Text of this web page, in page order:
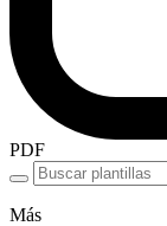
PDF
Más